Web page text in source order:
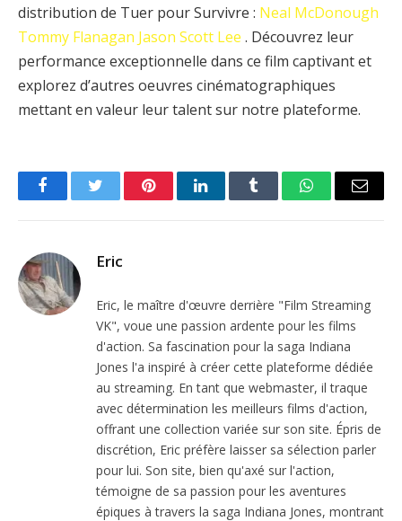
distribution de Tuer pour Survivre : Neal McDonough
Tommy Flanagan Jason Scott Lee . Découvrez leur
performance exceptionnelle dans ce film captivant et
explorez d’autres oeuvres cinématographiques
mettant en valeur leur talent sur notre plateforme.
FacebookTwitter PinterestLinkedInTumblr WhatsAppEmail
Eric
Eric, le maître d'œuvre derrière "Film Streaming
VK", voue une passion ardente pour les films
d'action. Sa fascination pour la saga Indiana
Jones l'a inspiré à créer cette plateforme dédiée
au streaming. En tant que webmaster, il traque
avec détermination les meilleurs films d'action,
offrant une collection variée sur son site. Épris de
discrétion, Eric préfère laisser sa sélection parler
pour lui. Son site, bien qu'axé sur l'action,
témoigne de sa passion pour les aventures
épiques à travers la saga Indiana Jones, montrant